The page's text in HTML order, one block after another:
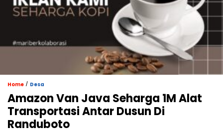
Home / Desa
Amazon Van Java Seharga 1M Alat
Transportasi Antar Dusun Di
Randuboto